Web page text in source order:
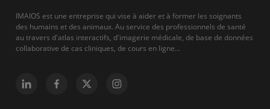
IMAIOS est une entreprise qui vise à aider et à former les soignants
des humains et des animaux. Au service des professionnels de santé
au travers d'atlas interactifs, d'imagerie médicale, de base de données
collaborative de cas cliniques, de cours en ligne...